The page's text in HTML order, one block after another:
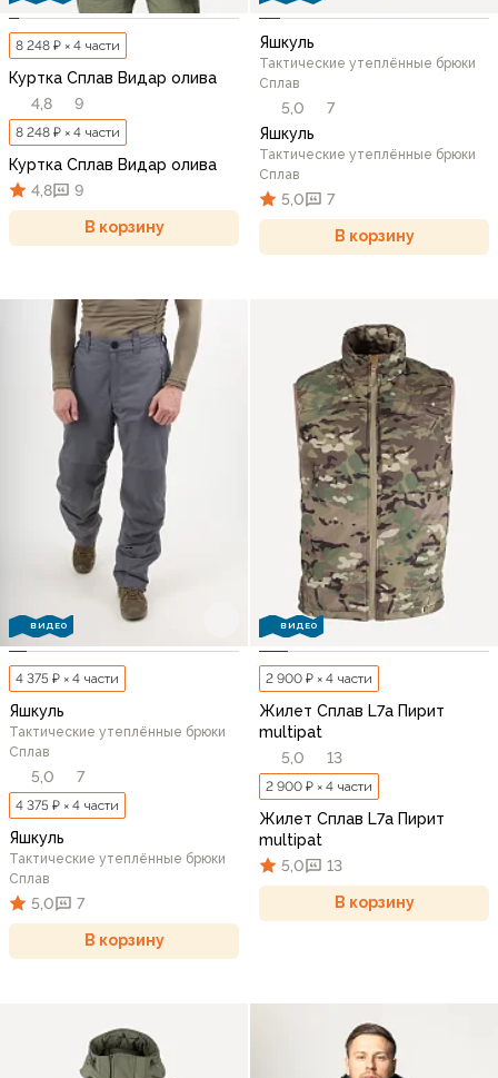
8 248 ₽ × 4 части
Куртка Сплав Видар олива
4,8
9
8 248 ₽ × 4 части
Куртка Сплав Видар олива
4,8
9
В корзину
Яшкуль
Тактические утеплённые брюки
Сплав
5,0
7
Яшкуль
Тактические утеплённые брюки
Сплав
5,0 7
В корзину
ВИДЕО
4 375 ₽ × 4 части
Яшкуль
Тактические утеплённые брюки
Сплав
5,0 7
4 375 ₽ × 4 части
Яшкуль
Тактические утеплённые брюки
Сплав
5,0 7
В корзину
ВИДЕО
2 900 ₽ × 4 части
Жилет Сплав L7a Пирит
multipat
5,0
13
2 900 ₽ × 4 части
Жилет Сплав L7a Пирит
multipat
5,0
13
В корзину